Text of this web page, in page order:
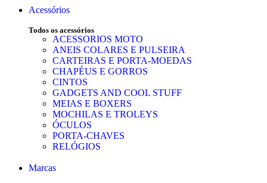
Acessórios
Todos os acessórios
ACESSORIOS MOTO
ANEIS COLARES E PULSEIRA
CARTEIRAS E PORTA-MOEDAS
CHAPÉUS E GORROS
CINTOS
GADGETS AND COOL STUFF
MEIAS E BOXERS
MOCHILAS E TROLEYS
ÓCULOS
PORTA-CHAVES
RELÓGIOS
Marcas